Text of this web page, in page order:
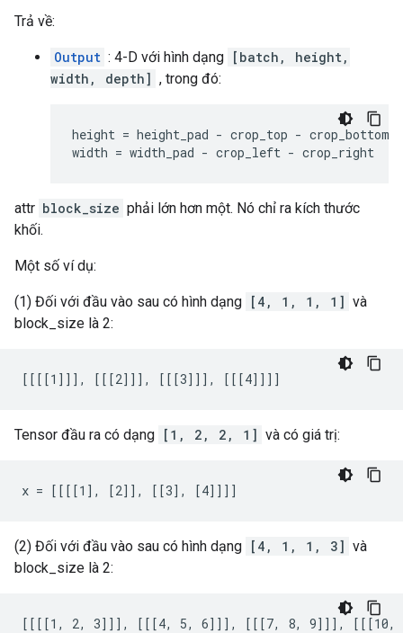
Trả về:
Output : 4-D với hình dạng [batch, height,
width, depth] , trong đó:
height = height_pad - crop_top - crop_bottom
width = width_pad - crop_left - crop_right
attr block_size phải lớn hơn một. Nó chỉ ra kích thước
khối.
Một số ví dụ:
(1) Đối với đầu vào sau có hình dạng [4, 1, 1, 1] và
block_size là 2:
[[[[1]]], [[[2]]], [[[3]]], [[[4]]]]
Tensor đầu ra có dạng [1, 2, 2, 1] và có giá trị:
x = [[[[1], [2]], [[3], [4]]]]
(2) Đối với đầu vào sau có hình dạng [4, 1, 1, 3] và
block_size là 2:
[[[[1, 2, 3]]], [[[4, 5, 6]]], [[[7, 8, 9]]], [[[10,